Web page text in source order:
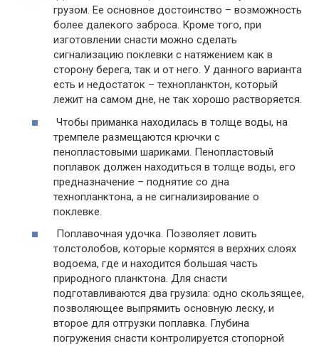
грузом. Ее основное достоинство – возможность
более далекого заброса. Кроме того, при
изготовлении снасти можно сделать
сигнализацию поклевки с натяжением как в
сторону берега, так и от него. У данного варианта
есть и недостаток – технопланктон, который
лежит на самом дне, не так хорошо растворяется.
Чтобы приманка находилась в толще воды, на
тремпеле размещаются крючки с
пенопластовыми шариками. Пенопластовый
поплавок должен находиться в толще воды, его
предназначение – поднятие со дна
технопланктона, а не сигнализирование о
поклевке.
Поплавочная удочка. Позволяет ловить
толстолобов, которые кормятся в верхних слоях
водоема, где и находится большая часть
природного планктона. Для снасти
подготавливаются два грузила: одно скользящее,
позволяющее выпрямить основную леску, и
второе для отгрузки поплавка. Глубина
погружения снасти контролируется стопорной